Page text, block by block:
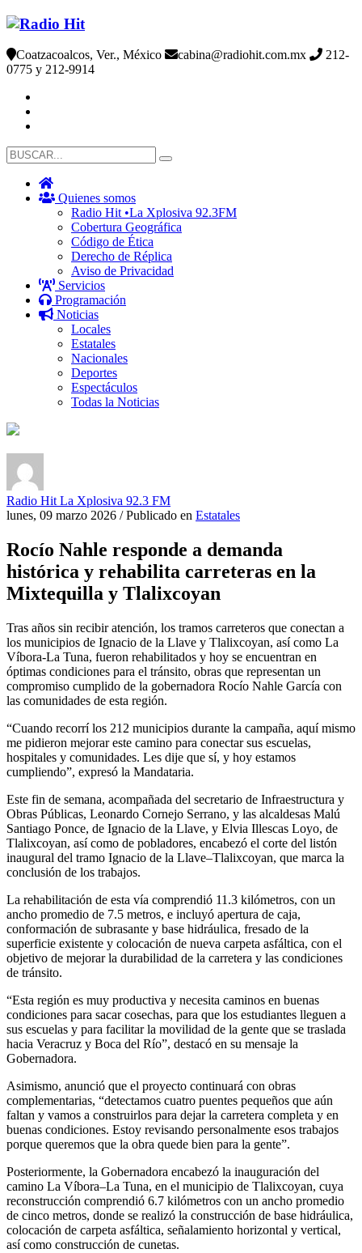
Coatzacoalcos, Ver., México cabina@radiohit.com.mx
212-
0775 y 212-9914
Quienes somos
Radio Hit •La Xplosiva 92.3FM
Cobertura Geográfica
Código de Ética
Derecho de Réplica
Aviso de Privacidad
Servicios
Programación
Noticias
Locales
Estatales
Nacionales
Deportes
Espectáculos
Todas la Noticias
Radio Hit La Xplosiva 92.3 FM
lunes, 09 marzo 2026 /Publicado en Estatales
Rocío Nahle responde a demanda
histórica y rehabilita carreteras en la
Mixtequilla y Tlalixcoyan
Tras años sin recibir atención, los tramos carreteros que conectan a
los municipios de Ignacio de la Llave y Tlalixcoyan, así como La
Víbora-La Tuna, fueron rehabilitados y hoy se encuentran en
óptimas condiciones para el tránsito, obras que representan un
compromiso cumplido de la gobernadora Rocío Nahle García con
las comunidades de esta región.
“Cuando recorrí los 212 municipios durante la campaña, aquí mismo
me pidieron mejorar este camino para conectar sus escuelas,
hospitales y comunidades. Les dije que sí, y hoy estamos
cumpliendo”, expresó la Mandataria.
Este fin de semana, acompañada del secretario de Infraestructura y
Obras Públicas, Leonardo Cornejo Serrano, y las alcaldesas Malú
Santiago Ponce, de Ignacio de la Llave, y Elvia Illescas Loyo, de
Tlalixcoyan, así como de pobladores, encabezó el corte del listón
inaugural del tramo Ignacio de la Llave–Tlalixcoyan, que marca la
conclusión de los trabajos.
La rehabilitación de esta vía comprendió 11.3 kilómetros, con un
ancho promedio de 7.5 metros, e incluyó apertura de caja,
conformación de subrasante y base hidráulica, fresado de la
superficie existente y colocación de nueva carpeta asfáltica, con el
objetivo de mejorar la durabilidad de la carretera y las condiciones
de tránsito.
“Esta región es muy productiva y necesita caminos en buenas
condiciones para sacar cosechas, para que los estudiantes lleguen a
sus escuelas y para facilitar la movilidad de la gente que se traslada
hacia Veracruz y Boca del Río”, destacó en su mensaje la
Gobernadora.
Asimismo, anunció que el proyecto continuará con obras
complementarias, “detectamos cuatro puentes pequeños que aún
faltan y vamos a construirlos para dejar la carretera completa y en
buenas condiciones. Estoy revisando personalmente esos trabajos
porque queremos que la obra quede bien para la gente”.
Posteriormente, la Gobernadora encabezó la inauguración del
camino La Víbora–La Tuna, en el municipio de Tlalixcoyan, cuya
reconstrucción comprendió 6.7 kilómetros con un ancho promedio
de cinco metros, donde se realizó la construcción de base hidráulica,
colocación de carpeta asfáltica, señalamiento horizontal y vertical,
así como construcción de cunetas.